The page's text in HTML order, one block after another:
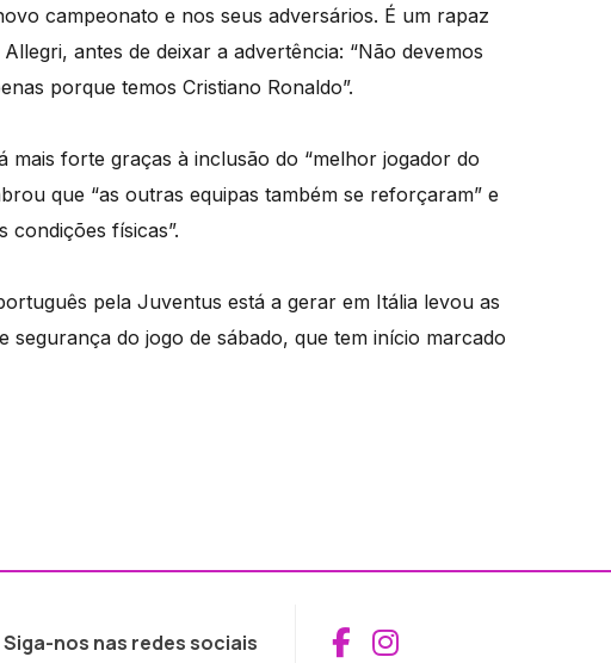
campeonato e nos seus adversários. É um rapaz
antes de deixar a advertência: “Não devemos
porque temos Cristiano Ronaldo”.
mais forte graças à inclusão do “melhor jogador do
que “as outras equipas também se reforçaram” e
condições físicas”.
pela Juventus está a gerar em Itália levou as
do jogo de sábado, que tem início marcado
Siga-nos nas redes sociais Aceder ao
Aceder ao